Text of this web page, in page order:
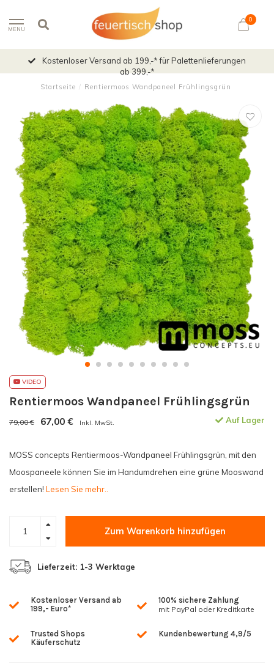
MENU
0
Kostenloser Versand ab 199,-* für Palettenlieferungen
ab 399,-*
Startseite / Rentiermoos Wandpaneel Frühlingsgrün
VIDEO
Rentiermoos Wandpaneel Frühlingsgrün
79,00 € 67,00 € Inkl. MwSt. Auf Lager
MOSS concepts Rentiermoos-Wandpaneel Frühlingsgrün, mit den
Moospaneele können Sie im Handumdrehen eine grüne Mooswand
erstellen! Lesen Sie mehr..
Zum Warenkorb hinzufügen
Lieferzeit: 1-3 Werktage
Kostenloser Versand ab
199,- Euro*
100% sichere Zahlung
mit PayPal oder Kreditkarte
Trusted Shops
Käuferschutz
Kundenbewertung 4,9/5